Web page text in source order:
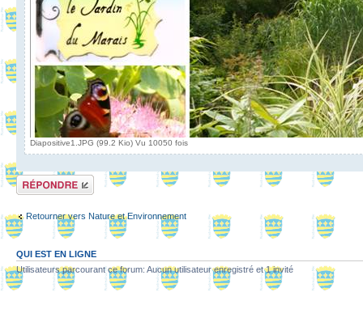
Diapositive1.JPG (99.2 Kio) Vu 10050 fois
Répondre
Retourner vers Nature et Environnement
QUI EST EN LIGNE
Utilisateurs parcourant ce forum: Aucun utilisateur enregistré et 1 invité